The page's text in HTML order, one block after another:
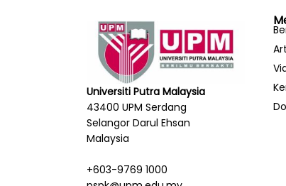
Universiti Putra Malaysia
43400 UPM Serdang
Selangor Darul Ehsan
Malaysia
+603-9769 1000